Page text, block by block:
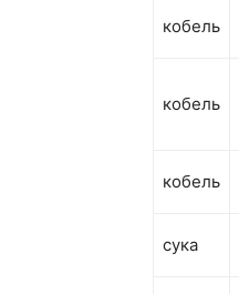
кобель
кобель
кобель
сука